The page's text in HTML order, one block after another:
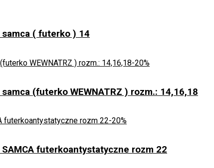
( futerko ) 14
-20%
(futerko WEWNATRZ ) rozm.: 14,16,18
-20%
futerkoantystatyczne rozm 22